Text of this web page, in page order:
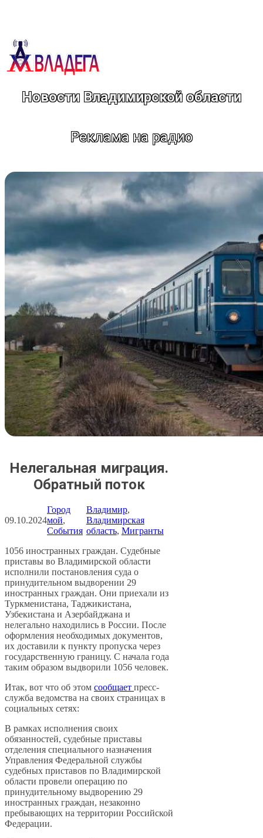
Новости Владимирской области
Реклама на радио
Нелегальная миграция.
Обратный поток
09.10.2024
Город
мой
События
Владимир
Владимирская
область, Мигранты
1056 иностранных граждан. Судебные
приставы во Владимирской области
исполнили постановления суда о
принудительном выдворении 29
иностранных граждан. Они приехали из
Туркменистана, Таджикистана,
Узбекистана и Азербайджана и
нелегально находились в России. После
оформления необходимых документов,
их доставили к пункту пропуска через
государственную границу. С начала года
таким образом выдворили 1056 человек.
Итак, вот что об этом сообщает пресс-
служба ведомства на своих страницах в
социальных сетях:
В рамках исполнения своих
обязанностей, судебные приставы
отделения специального назначения
Управления Федеральной службы
судебных приставов по Владимирской
области провели операцию по
принудительному выдворению 29
иностранных граждан, незаконно
пребывающих на территории Российской
Федерации.